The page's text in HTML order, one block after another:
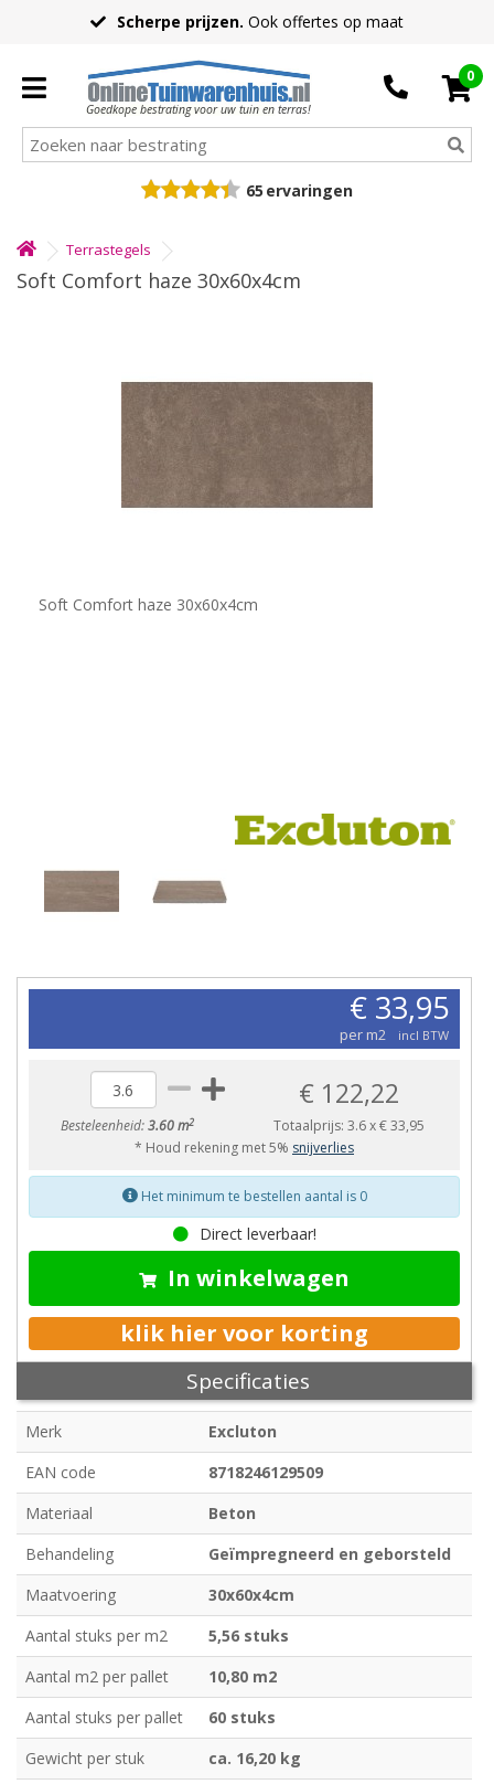
Scherpe prijzen. Ook offertes op maat
Goedkope bestrating voor uw tuin en terras!
0
65 ervaringen
Terrastegels
Soft Comfort haze 30x60x4cm
Soft Comfort haze 30x60x4cm
€ 33,95
per m2 incl BTW
Besteleenheid:3.60 m2
€ 122,22
Totaalprijs: 3.6x€ 33,95
* Houd rekening met 5% snijverlies
Het minimum te bestellen aantal is 0
Direct leverbaar!
In winkelwagen
klik hier voor korting
Specificaties
Merk
Excluton
EAN code
8718246129509
Materiaal
Beton
Behandeling
Geïmpregneerd en geborsteld
Maatvoering
30x60x4cm
Aantal stuks per m2
5,56 stuks
Aantal m2 per pallet
10,80 m2
Aantal stuks per pallet
60 stuks
Gewicht per stuk
ca. 16,20 kg